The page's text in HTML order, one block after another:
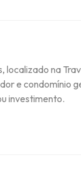
na
e condomínio
investimento.